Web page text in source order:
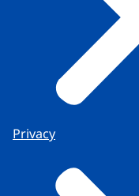
Privacy